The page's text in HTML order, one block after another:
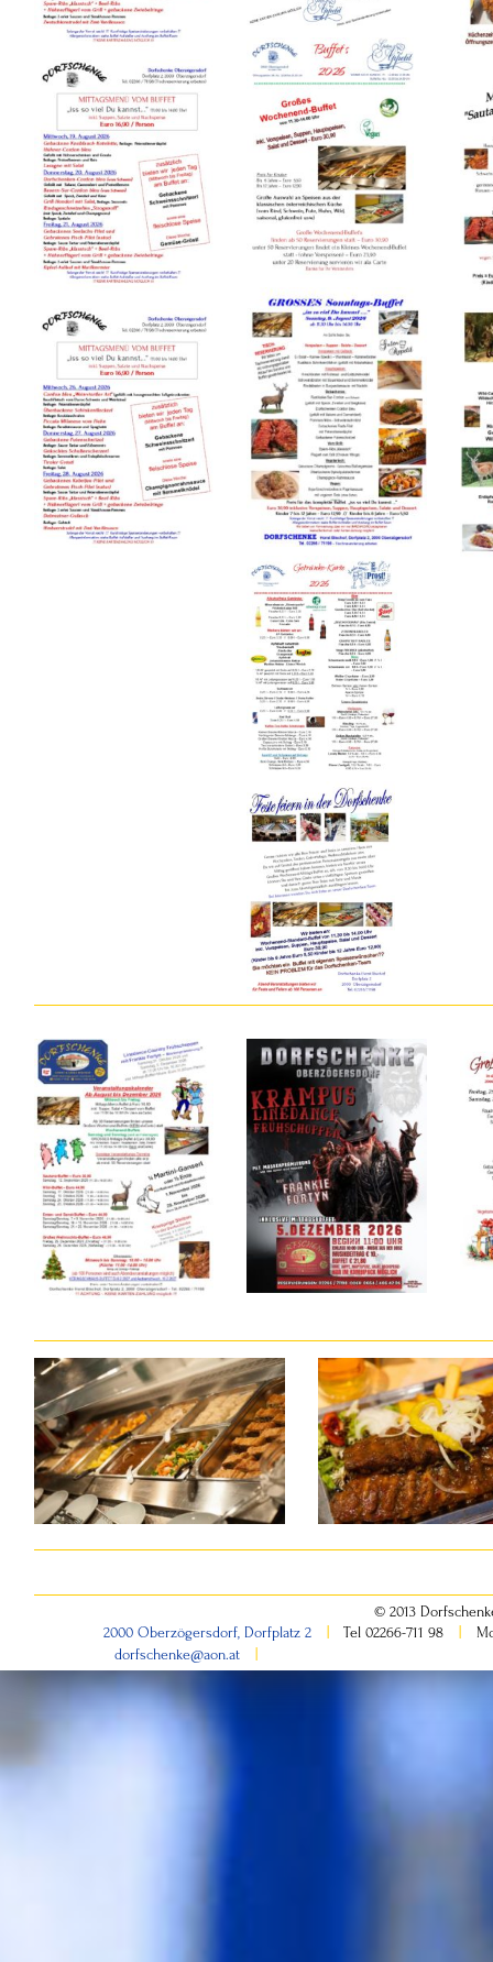
© 2013
2000 Oberzögersdorf, Dorfplatz 2
Tel 02266-711 98
dorfschenke@aon.at